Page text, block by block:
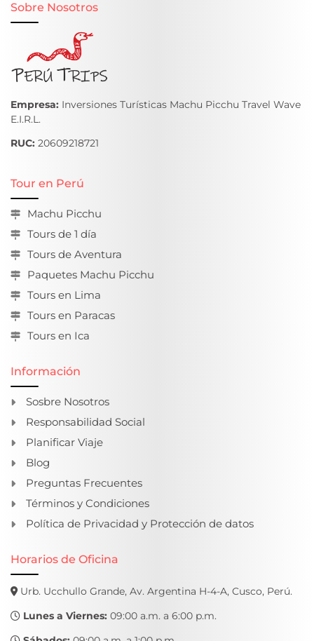
Sobre Nosotros
Empresa: Inversiones Turísticas Machu Picchu Travel Wave
E.I.R.L.
RUC: 20609218721
Tour en Perú
Machu Picchu
Tours de 1 día
Tours de Aventura
Paquetes Machu Picchu
Tours en Lima
Tours en Paracas
Tours en Ica
Información
Sosbre Nosotros
Responsabilidad Social
Planificar Viaje
Blog
Preguntas Frecuentes
Términos y Condiciones
Política de Privacidad y Protección de datos
Horarios de Oficina
Urb. Ucchullo Grande, Av. Argentina H-4-A, Cusco, Perú.
Lunes a Viernes: 09:00 a.m. a 6:00 p.m.